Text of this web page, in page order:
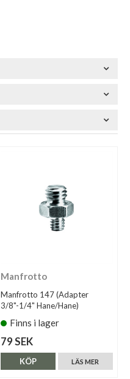
Manfrotto
Manfrotto 147 (Adapter
3/8"-1/4" Hane/Hane)
Finns i lager
79 SEK
LÄS MER
KÖP